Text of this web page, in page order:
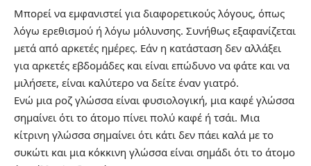
Μπορεί να εμφανιστεί για διαφορετικούς λόγους, όπως
λόγω ερεθισμού ή λόγω μόλυνσης. Συνήθως εξαφανίζεται
μετά από αρκετές ημέρες. Εάν η κατάσταση δεν αλλάξει
για αρκετές εβδομάδες και είναι επώδυνο να φάτε και να
μιλήσετε, είναι καλύτερο να δείτε έναν γιατρό.
Ενώ μια ροζ γλώσσα είναι φυσιολογική, μια καφέ γλώσσα
σημαίνει ότι το άτομο πίνει πολύ καφέ ή τσάι. Μια
κίτρινη γλώσσα σημαίνει ότι κάτι δεν πάει καλά με το
συκώτι και μια κόκκινη γλώσσα είναι σημάδι ότι το άτομο